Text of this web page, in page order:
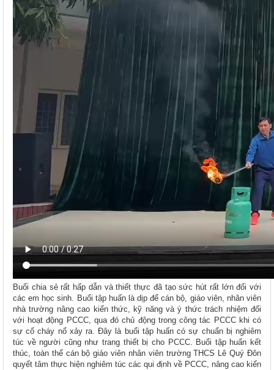
Buổi chia sẻ rất hấp dẫn và thiết thực đã tạo sức hút rất lớn đối với
các em học sinh. Buổi tập huấn là dịp để cán bộ, giáo viên, nhân viên
nhà trường nâng cao kiến thức, kỹ năng và ý thức trách nhiệm đối
với hoạt động PCCC, qua đó chủ động trong công tác PCCC khi có
sự cố cháy nổ xảy ra. Đây là buổi tập huấn có sự chuẩn bị nghiêm
túc về người cũng như trang thiết bị cho PCCC. Buổi tập huấn kết
thúc, toàn thể cán bộ giáo viên nhân viên trường THCS Lê Quý Đôn
quyết tâm thực hiện nghiêm túc các qui định về PCCC, nâng cao kiến